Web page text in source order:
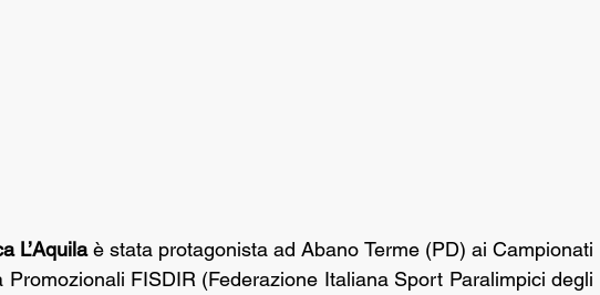
L’Aquila è stata protagonista ad Abano Terme (PD) ai Campionati
FISDIR (Federazione Italiana Sport Paralimpici degli